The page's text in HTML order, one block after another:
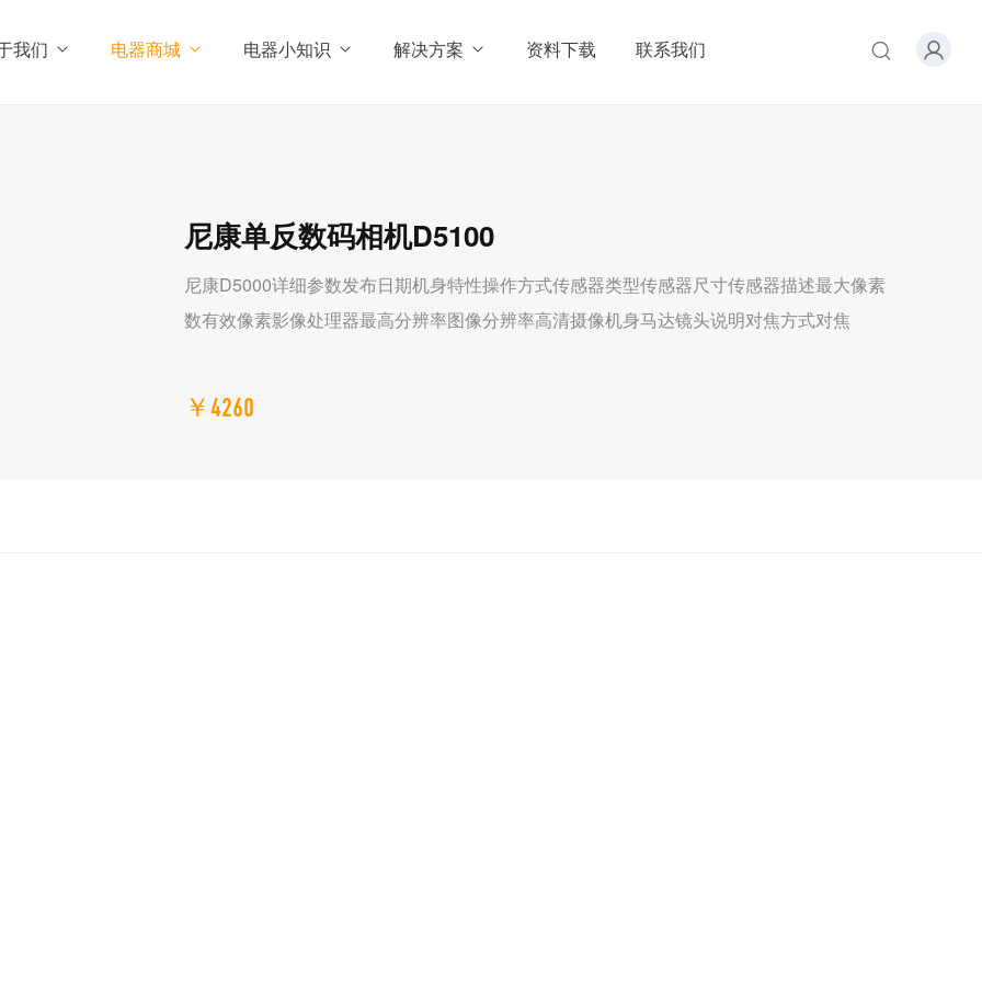
我们 电器商城 电器小知识 解决方案 资料下载 联系我们
尼康单反数码相机D5100
尼康D5000详细参数发布日期机身特性操作方式传感器类型传感器尺寸传感器描述最大像素
数有效像素影像处理器最高分辨率图像分辨率高清摄像机身马达镜头说明对焦方式对焦
￥4260